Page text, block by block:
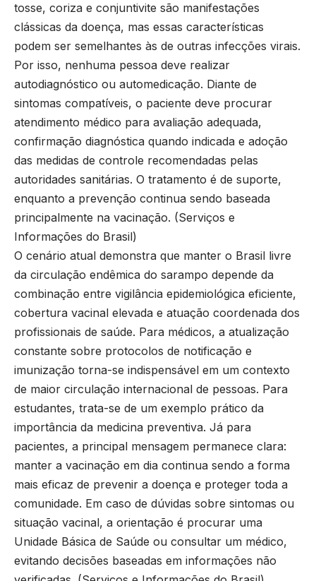
tosse, coriza e conjuntivite são manifestações
clássicas da doença, mas essas características
podem ser semelhantes às de outras infecções virais.
Por isso, nenhuma pessoa deve realizar
autodiagnóstico ou automedicação. Diante de
sintomas compatíveis, o paciente deve procurar
atendimento médico para avaliação adequada,
confirmação diagnóstica quando indicada e adoção
das medidas de controle recomendadas pelas
autoridades sanitárias. O tratamento é de suporte,
enquanto a prevenção continua sendo baseada
principalmente na vacinação. (Serviços e
Informações do Brasil)
O cenário atual demonstra que manter o Brasil livre
da circulação endêmica do sarampo depende da
combinação entre vigilância epidemiológica eficiente,
cobertura vacinal elevada e atuação coordenada dos
profissionais de saúde. Para médicos, a atualização
constante sobre protocolos de notificação e
imunização torna-se indispensável em um contexto
de maior circulação internacional de pessoas. Para
estudantes, trata-se de um exemplo prático da
importância da medicina preventiva. Já para
pacientes, a principal mensagem permanece clara:
manter a vacinação em dia continua sendo a forma
mais eficaz de prevenir a doença e proteger toda a
comunidade. Em caso de dúvidas sobre sintomas ou
situação vacinal, a orientação é procurar uma
Unidade Básica de Saúde ou consultar um médico,
evitando decisões baseadas em informações não